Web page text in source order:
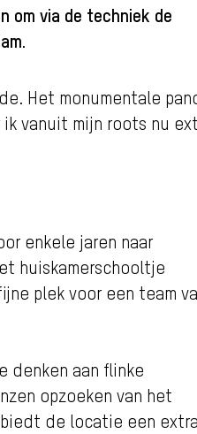
om via de techniek de
Het monumentale
vanuit mijn roots nu
enkele jaren naar
huiskamerschooltje
plek voor een team
denken aan flinke
opzoeken van het
de locatie een extra